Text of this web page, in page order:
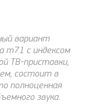
вариант
т71 с индексом
ТВ-приставки,
состоит в
полноценная
звука.